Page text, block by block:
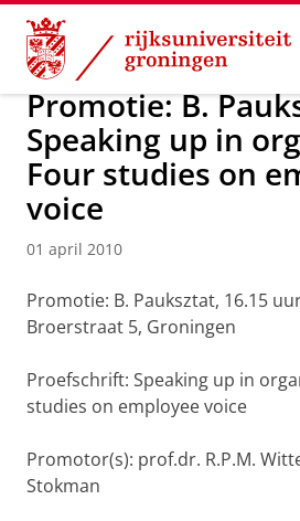
Skip
Content
Skip
Navigation
Over ons Actueel Nieuws
Promotie: B.
Speaking up in
Four studies on
voice
01 april 2010
Promotie: B. Pauksztat, 16.15
Broerstraat 5, Groningen
Proefschrift: Speaking up in
studies on employee voice
Promotor(s): prof.dr. R.P.M.
Stokman